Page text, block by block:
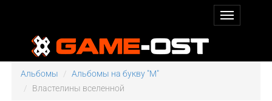
Альбомы
Альбомы на букву "M"
Властелины вселенной